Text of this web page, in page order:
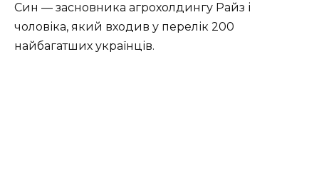
Син — засновника агрохолдингу Райз і
чоловіка, який входив у перелік 200
найбагатших українців.